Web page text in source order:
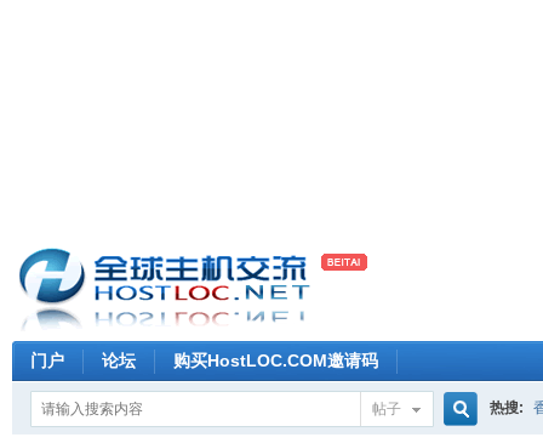
门户 论坛 购买HostLOC.COM邀请码
帖子 热搜: